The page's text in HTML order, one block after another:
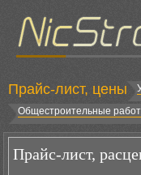
Прайс-лист, цены
Общестроительные
Прайс-лист,